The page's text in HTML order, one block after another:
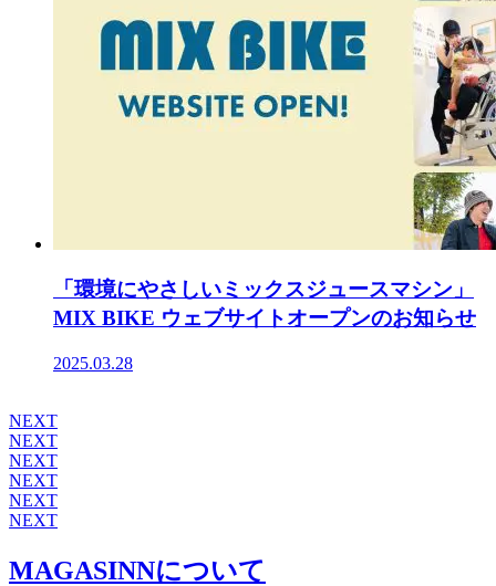
「環境にやさしいミックスジュースマシン」
MIX BIKE ウェブサイトオープンのお知らせ
2025.03.28
NEXT
NEXT
NEXT
NEXT
NEXT
NEXT
MAGASINNについて